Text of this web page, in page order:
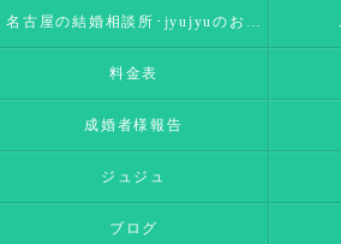
名古屋の結婚相談所･jyujyuのお客様の声
料金表
成婚者様報告
ジュジュ
ブログ